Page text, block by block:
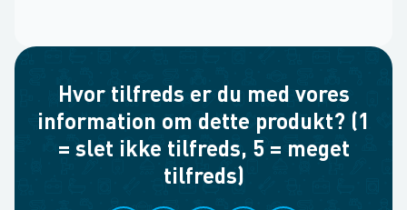
Hvor tilfreds er du med vores
information om dette produkt? (1
= slet ikke tilfreds, 5 = meget
tilfreds)